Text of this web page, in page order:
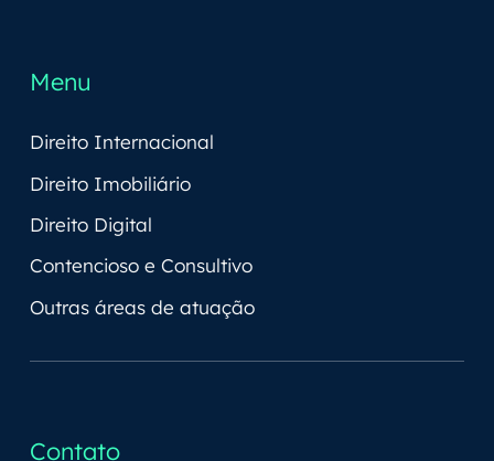
Menu
Direito Internacional
Direito Imobiliário
Direito Digital
Contencioso e Consultivo
Outras áreas de atuação
Contato